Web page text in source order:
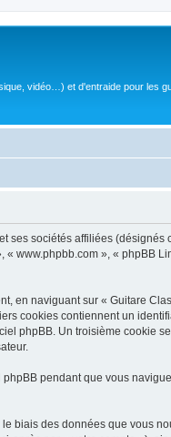
vidéo…) et d'entraide pour les
sociétés affiliées
www.phpbb.com », « phpBB
en naviguant sur « Guitare
cookies contiennent un
phpBB. Un troisième cookie
pendant que vous
biais des données que vous